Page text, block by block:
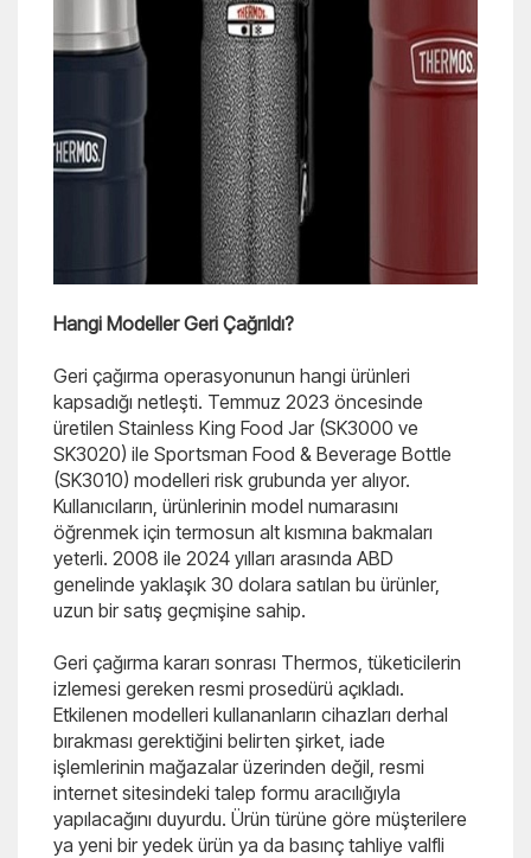
Hangi Modeller Geri Çağrıldı?
Geri çağırma operasyonunun hangi ürünleri
kapsadığı netleşti. Temmuz 2023 öncesinde
üretilen Stainless King Food Jar (SK3000 ve
SK3020) ile Sportsman Food & Beverage Bottle
(SK3010) modelleri risk grubunda yer alıyor.
Kullanıcıların, ürünlerinin model numarasını
öğrenmek için termosun alt kısmına bakmaları
yeterli. 2008 ile 2024 yılları arasında ABD
genelinde yaklaşık 30 dolara satılan bu ürünler,
uzun bir satış geçmişine sahip.
Geri çağırma kararı sonrası Thermos, tüketicilerin
izlemesi gereken resmi prosedürü açıkladı.
Etkilenen modelleri kullananların cihazları derhal
bırakması gerektiğini belirten şirket, iade
işlemlerinin mağazalar üzerinden değil, resmi
internet sitesindeki talep formu aracılığıyla
yapılacağını duyurdu. Ürün türüne göre müşterilere
ya yeni bir yedek ürün ya da basınç tahliye valfli